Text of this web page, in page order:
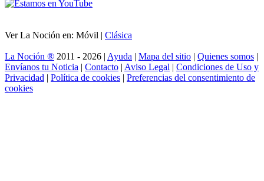
Ver La Noción en: Móvil | Clásica
La Noción ® 2011 - 2026 | Ayuda | Mapa del sitio | Quienes somos |
Envíanos tu Noticia | Contacto | Aviso Legal | Condiciones de Uso y
Privacidad | Política de cookies | Preferencias del consentimiento de
cookies